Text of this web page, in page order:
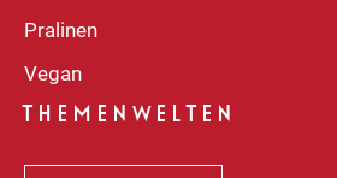
Pralinen
Vegan
THEMENWELTEN